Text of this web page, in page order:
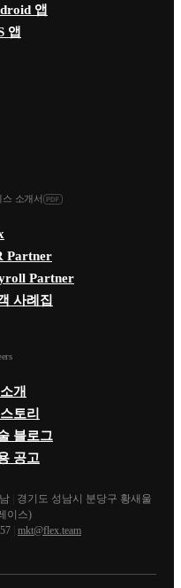
앱
앱
스 소개서
Partner
Partner
사례집
개
토리
블로그
공고
경기도 성남시 분당구 황새울
이스)
mkt@flex.team